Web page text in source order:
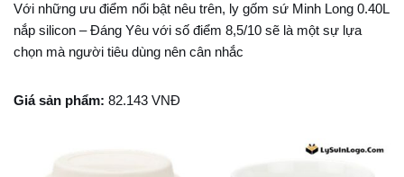
Với những ưu điểm nổi bật nêu trên, ly gốm sứ Minh Long 0.40L
nắp silicon – Đáng Yêu với số điểm 8,5/10 sẽ là một sự lựa
chọn mà người tiêu dùng nên cân nhắc
Giá sản phẩm: 82.143 VNĐ